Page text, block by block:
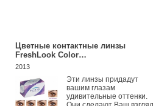
Цветные контактные линзы
FreshLook Color…
2013
Эти линзы придадут
вашим глазам
удивительные оттенки.